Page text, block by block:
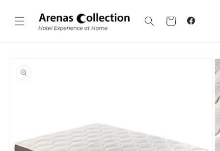
contenido
Carrito
sobre el